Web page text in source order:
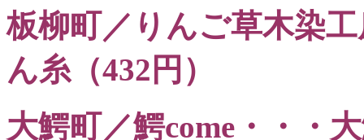
板柳町／りんご草木染
ん糸（432円）
大鰐町／鰐come・・・